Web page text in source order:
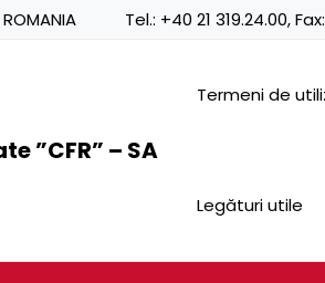
Tel.: +40 21 319.24.00, Fax:
”CFR” – SA
Termeni de
Legături utile